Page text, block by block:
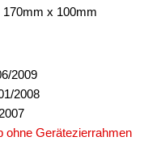
170mm x 100mm
2009
2008
ohne Gerätezierrahmen